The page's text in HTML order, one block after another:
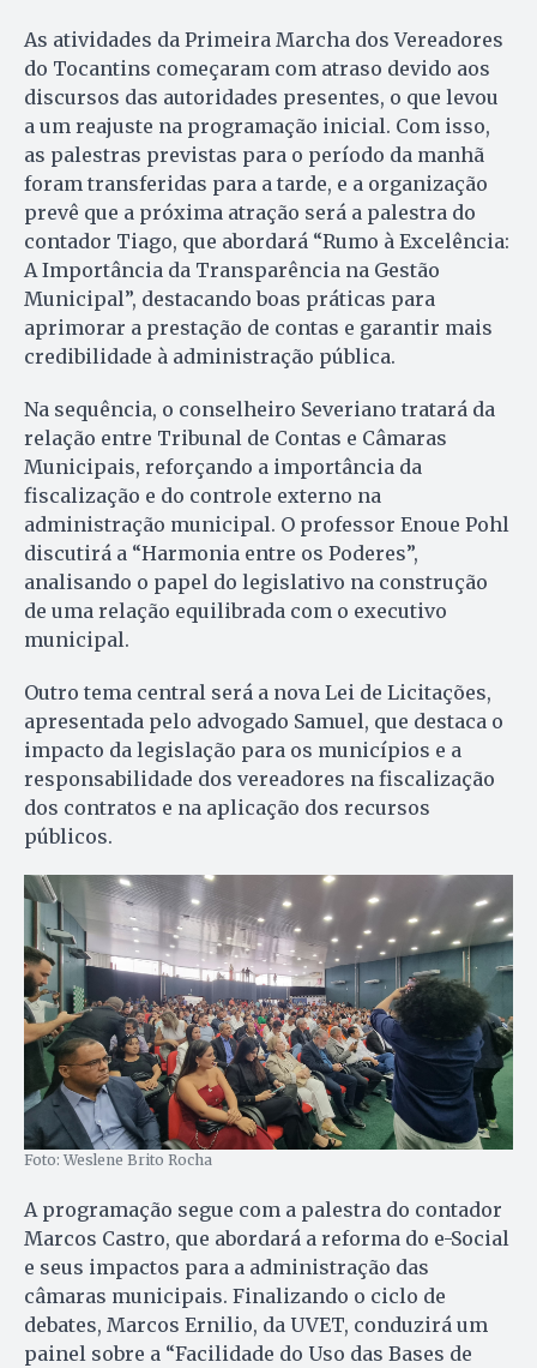
As atividades da Primeira Marcha dos Vereadores
do Tocantins começaram com atraso devido aos
discursos das autoridades presentes, o que levou
a um reajuste na programação inicial. Com isso,
as palestras previstas para o período da manhã
foram transferidas para a tarde, e a organização
prevê que a próxima atração será a palestra do
contador Tiago, que abordará “Rumo à Excelência:
A Importância da Transparência na Gestão
Municipal”, destacando boas práticas para
aprimorar a prestação de contas e garantir mais
credibilidade à administração pública.
Na sequência, o conselheiro Severiano tratará da
relação entre Tribunal de Contas e Câmaras
Municipais, reforçando a importância da
fiscalização e do controle externo na
administração municipal. O professor Enoue Pohl
discutirá a “Harmonia entre os Poderes”,
analisando o papel do legislativo na construção
de uma relação equilibrada com o executivo
municipal.
Outro tema central será a nova Lei de Licitações,
apresentada pelo advogado Samuel, que destaca o
impacto da legislação para os municípios e a
responsabilidade dos vereadores na fiscalização
dos contratos e na aplicação dos recursos
públicos.
Foto: Weslene Brito Rocha
A programação segue com a palestra do contador
Marcos Castro, que abordará a reforma do e-Social
e seus impactos para a administração das
câmaras municipais. Finalizando o ciclo de
debates, Marcos Ernilio, da UVET, conduzirá um
painel sobre a “Facilidade do Uso das Bases de